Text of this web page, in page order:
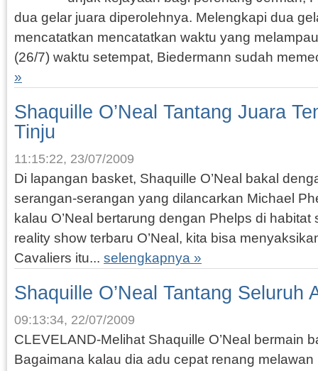
dua gelar juara diperolehnya. Melengkapi dua
mencatatkan mencatatkan waktu yang
(26/7) waktu setempat, Biedermann sudah
»
Shaquille O’Neal Tantang Juara
Tinju
11:15:22, 23/07/2009
Di lapangan basket, Shaquille O’Neal bakal
serangan-serangan yang dilancarkan Michael
kalau O’Neal bertarung dengan Phelps di
reality show terbaru O’Neal, kita bisa
Cavaliers itu... selengkapnya »
Shaquille O’Neal Tantang Seluruh
09:13:34, 22/07/2009
CLEVELAND-Melihat Shaquille O’Neal bermain
Bagaimana kalau dia adu cepat renang